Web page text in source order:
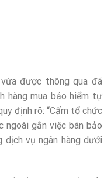
được thông qua đã
hàng mua bảo hiểm tự
định rõ: “Cấm tổ chức
ngoài gắn việc bán bảo
dịch vụ ngân hàng dưới